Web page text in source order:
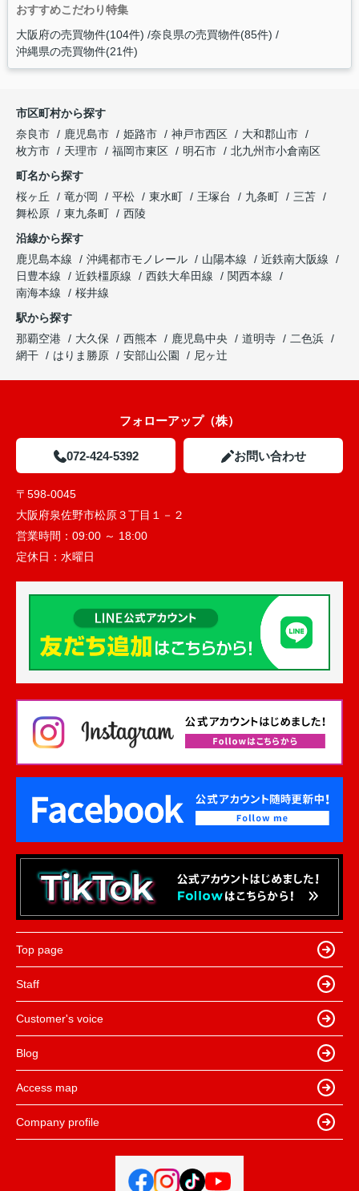
おすすめこだわり特集
大阪府の売買物件(104件) 奈良県の売買物件(85件)
沖縄県の売買物件(21件)
市区町村から探す
奈良市
鹿児島市 姫路市 神戸市西区
大和郡山市
枚方市
天理市 福岡市東区 明石市
北九州市小倉南区
町名から探す
桜ヶ丘
竜が岡 平松 東水町 王塚台 九条町
三苫
舞松原
東九条町
西陵
沿線から探す
鹿児島本線
沖縄都市モノレール 山陽本線
近鉄南大阪線
日豊本線
近鉄橿原線 西鉄大牟田線
関西本線
南海本線
桜井線
駅から探す
那覇空港
大久保 西熊本 鹿児島中央 道明寺
二色浜
網干
はりま勝原 安部山公園 尼ヶ辻
フォローアップ（株）
072-424-5392 お問い合わせ
〒598-0045
大阪府泉佐野市松原３丁目１－２
営業時間： 09:00 ～ 18:00
定休日： 水曜日
Top page
Staff
Customer's voice
Blog
Access map
Company profile